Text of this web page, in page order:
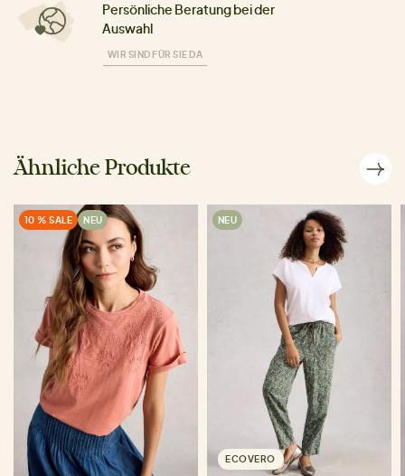
Persönliche Beratung bei der
Auswahl
WIR SIND FÜR SIE DA
Ähnliche Produkte
10 % SALE NEU NEU
ECOVERO